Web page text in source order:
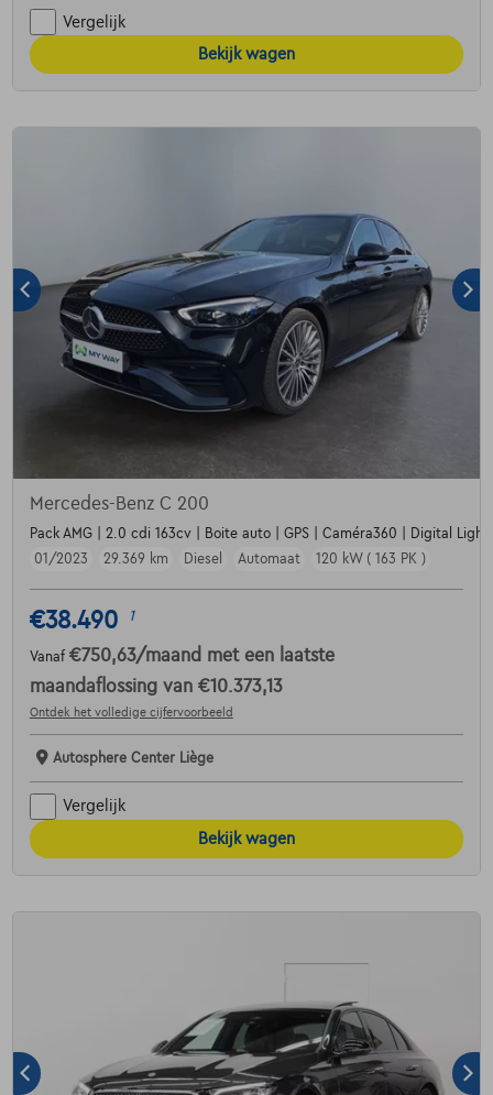
Vergelijk
Bekijk wagen
Mercedes-Benz C 200
Pack AMG | 2.0 cdi 163cv | Boite auto | GPS | Caméra360 | Digital
01/2023
29.369 km Diesel Automaat 120 kW ( 163 PK )
€38.490 1
Vanaf €750,63/maand met een laatste
maandaflossing van €10.373,13
Ontdek het volledige cijfervoorbeeld
Autosphere Center Liège
Vergelijk
Bekijk wagen